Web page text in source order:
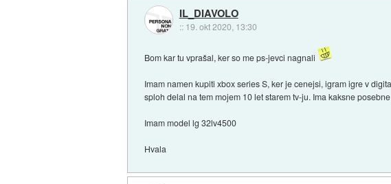
IL_DIAVOLO
:: 19. okt 2020, 13:30
Bom kar tu vprašal, ker so me ps-jevci nagnali
Imam namen kupiti xbox series S, ker je cenejsi, igram igre v
sploh delal na tem mojem 10 let starem tv-ju. Ima kaksne
Imam model lg 32lv4500
Hvala